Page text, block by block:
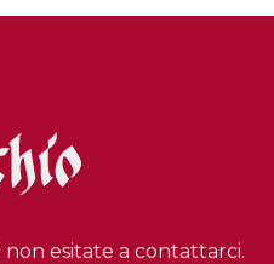
esitate a contattarci.